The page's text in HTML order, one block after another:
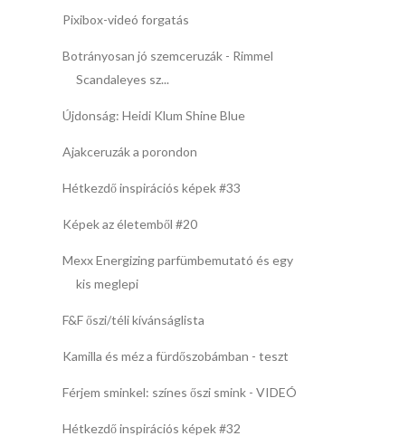
Pixibox-videó forgatás
Botrányosan jó szemceruzák - Rimmel
Scandaleyes sz...
Újdonság: Heidi Klum Shine Blue
Ajakceruzák a porondon
Hétkezdő inspirációs képek #33
Képek az életemből #20
Mexx Energizing parfümbemutató és egy
kis meglepi
F&F őszi/téli kívánságlista
Kamilla és méz a fürdőszobámban - teszt
Férjem sminkel: színes őszi smink - VIDEÓ
Hétkezdő inspirációs képek #32